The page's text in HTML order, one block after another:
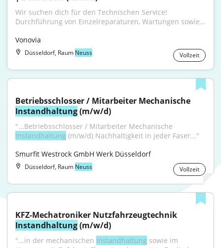
Wir suchen dich für den Technischen Service!
Durchführung von Einzelreparaturen, Wartungen sowie...
Vonovia
Düsseldorf, Raum Neuss Vollzeit
Instandhaltung (m/w/d)
Instandhaltung (m/w/d) Nachhaltigkeit in jeder Faser..."
Smurfit Westrock GmbH Werk Düsseldorf
Düsseldorf, Raum Neuss Vollzeit
Instandhaltung (m/w/d)
"...in der mechanischen Instandhaltung sowie im